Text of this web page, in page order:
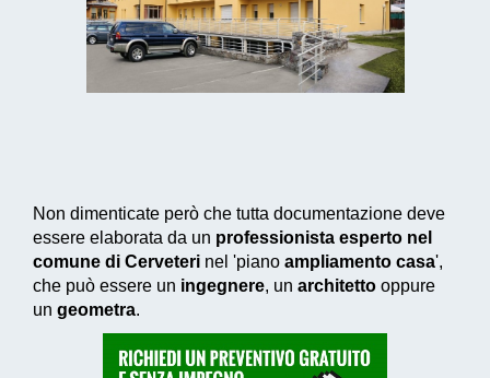
Non dimenticate però che tutta documentazione deve
essere elaborata da un professionista esperto nel
comune di Cerveteri nel 'piano ampliamento casa',
che può essere un ingegnere, un architetto oppure
un geometra.